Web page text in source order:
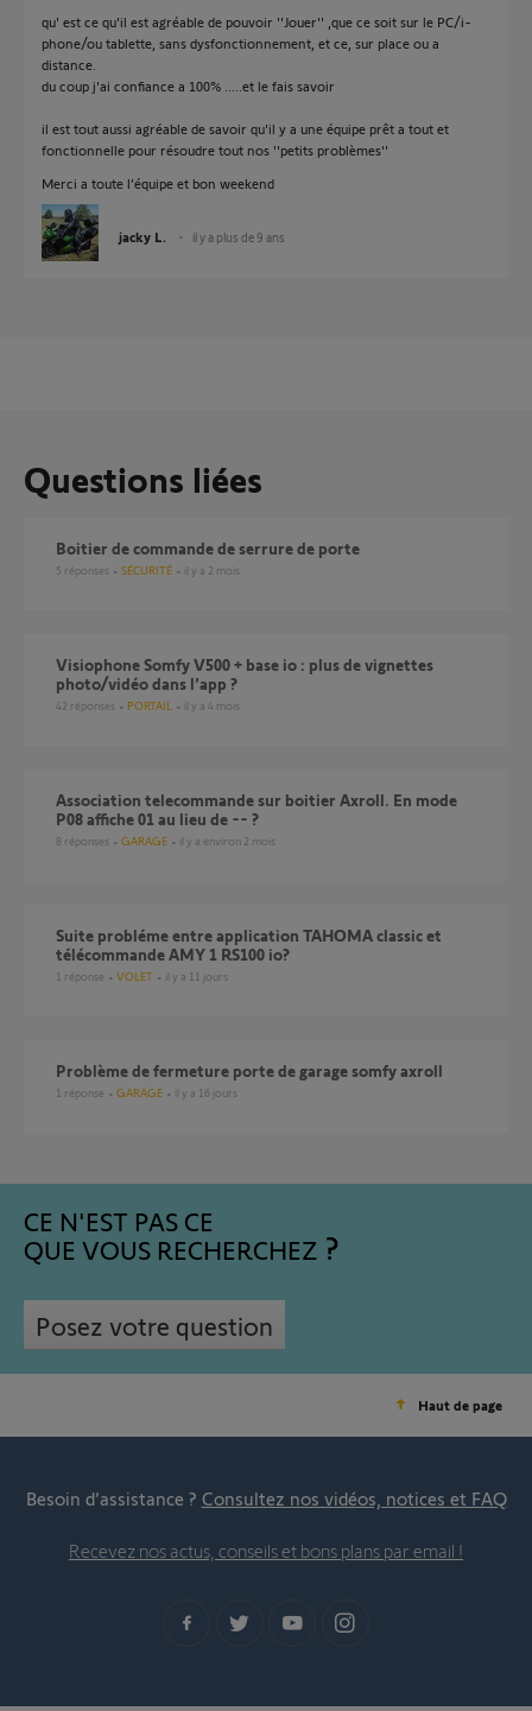
qu' est ce qu'il est agréable de pouvoir ''Jouer'' ,que ce soit sur le PC/i-
phone/ou tablette, sans dysfonctionnement, et ce, sur place ou a
distance.
du coup j'ai confiance a 100% .....et le fais savoir
il est tout aussi agréable de savoir qu'il y a une équipe prêt a tout et
fonctionnelle pour résoudre tout nos ''petits problèmes''
Merci a toute l’équipe et bon weekend
jacky L. il y a plus de 9 ans
Questions liées
Boitier de commande de serrure de porte
5 réponses SÉCURITÉ il y a 2 mois
Visiophone Somfy V500 + base io : plus de vignettes
photo/vidéo dans l’app ?
42 réponses PORTAIL il y a 4 mois
Association telecommande sur boitier Axroll. En mode
P08 affiche 01 au lieu de -- ?
8 réponses GARAGE il y a environ 2 mois
Suite probléme entre application TAHOMA classic et
télécommande AMY 1 RS100 io?
1 réponse VOLET il y a 11 jours
Problème de fermeture porte de garage somfy axroll
1 réponse GARAGE il y a 16 jours
CE N'EST PAS CE
QUE VOUS RECHERCHEZ
Posez votre question
Haut de page
Besoin d’assistance ? Consultez nos vidéos, notices et FAQ
Recevez nos actus, conseils et bons plans par email !